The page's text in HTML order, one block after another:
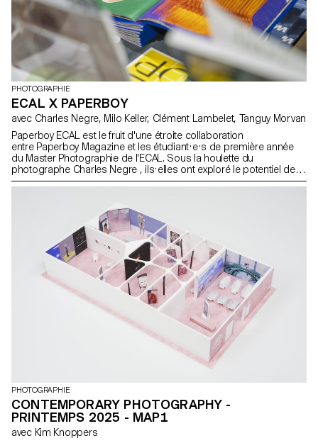
PHOTOGRAPHIE
ECAL X PAPERBOY
avec Charles Negre, Milo Keller, Clément Lambelet, Tanguy Morvan
Paperboy ECAL est le fruit d'une étroite collaboration
entre Paperboy Magazine et les étudiant·e·s de première année
du Master Photographie de l'ECAL. Sous la houlette du
photographe Charles Negre , ils·elles ont exploré le potentiel des
objets du quotidien pour créer des natures mortes mystérieuses
PHOTOGRAPHIE
CONTEMPORARY PHOTOGRAPHY -
PRINTEMPS 2025 - MAP1
avec Kim Knoppers